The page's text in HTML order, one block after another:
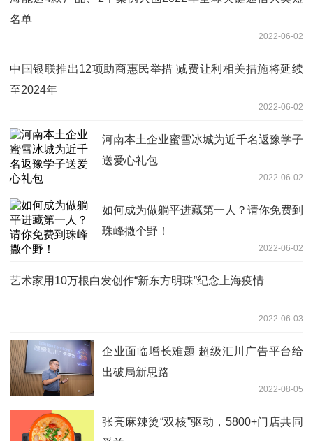
名单
2022-06-02
中国银联推出12项助商惠民举措 减费让利相关措施将延续
至2024年
2022-06-02
河南本土企业蜜雪冰城为近千名返豫学子
送爱心礼包
2022-06-02
如何成为做躺平进藏第一人？请你免费到
珠峰撒个野！
2022-06-02
艺术家用10万根白发创作“新东方明珠”纪念上海疫情
2022-06-03
企业面临增长难题 超级汇川广告平台给
出破局新思路
2022-08-05
张亮麻辣烫“双核”驱动，5800+门店共同